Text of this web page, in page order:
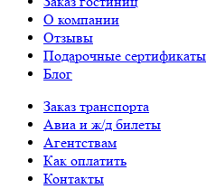
О компании
Отзывы
Подарочные сертификаты
Блог
Заказ транспорта
Авиа и ж/д билеты
Агентствам
Как оплатить
Контакты